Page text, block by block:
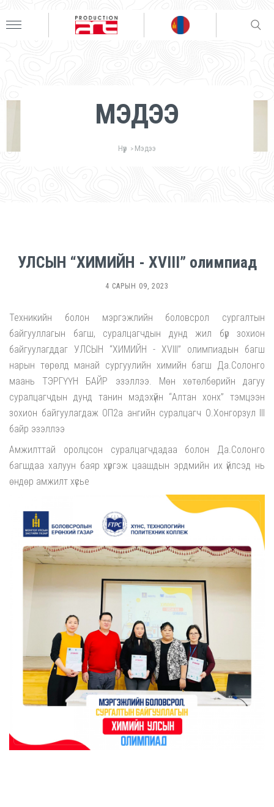
МЭДЭЭ
Нүүр > Мэдээ
УЛСЫН “ХИМИЙН - XVIII” олимпиад
4 САРЫН 09, 2023
Техникийн болон мэргэжлийн боловсрол сургалтын
байгууллагын багш, суралцагчдын дунд жил бүр зохион
байгуулагддаг УЛСЫН “ХИМИЙН - XVIII” олимпиадын багш
нарын төрөлд манай сургуулийн химийн багш Да.Солонго
маань ТЭРГҮҮН БАЙР эзэллээ. Мөн хөтөлбөрийн дагуу
суралцагчдын дунд танин мэдэхүйн “Алтан хонх” тэмцээн
зохион байгуулагдаж ОП2а ангийн суралцагч О.Хонгорзул III
байр эзэллээ
Амжилттай оролцсон суралцагчдадаа болон Да.Солонго
багшдаа халуун баяр хүргэж цаашдын эрдмийн их үйлсэд нь
өндөр амжилт хүсье